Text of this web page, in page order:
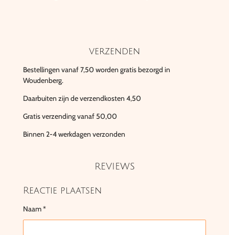
verzenden
Bestellingen vanaf 7,50 worden gratis bezorgd in
Woudenberg.
Daarbuiten zijn de verzendkosten 4,50
Gratis verzending vanaf 50,00
Binnen 2-4 werkdagen verzonden
REVIEWS
Reactie plaatsen
Naam *